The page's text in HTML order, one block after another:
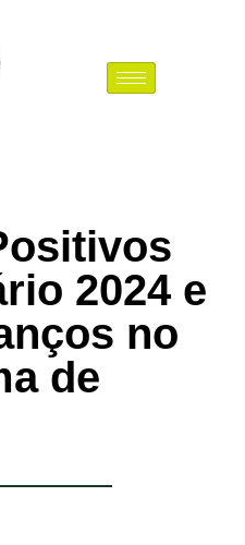
2024 e
no
de